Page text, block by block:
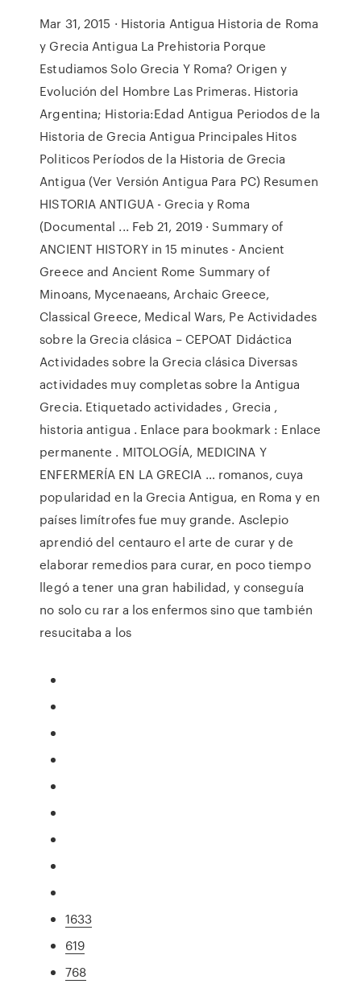
Mar 31, 2015 · Historia Antigua Historia de Roma
y Grecia Antigua La Prehistoria Porque
Estudiamos Solo Grecia Y Roma? Origen y
Evolución del Hombre Las Primeras. Historia
Argentina; Historia:Edad Antigua Periodos de la
Historia de Grecia Antigua Principales Hitos
Politicos Períodos de la Historia de Grecia
Antigua (Ver Versión Antigua Para PC) Resumen
HISTORIA ANTIGUA - Grecia y Roma
(Documental ... Feb 21, 2019 · Summary of
ANCIENT HISTORY in 15 minutes - Ancient
Greece and Ancient Rome Summary of
Minoans, Mycenaeans, Archaic Greece,
Classical Greece, Medical Wars, Pe Actividades
sobre la Grecia clásica – CEPOAT Didáctica
Actividades sobre la Grecia clásica Diversas
actividades muy completas sobre la Antigua
Grecia. Etiquetado actividades , Grecia ,
historia antigua . Enlace para bookmark : Enlace
permanente . MITOLOGÍA, MEDICINA Y
ENFERMERÍA EN LA GRECIA … romanos, cuya
popularidad en la Grecia Antigua, en Roma y en
países limítrofes fue muy grande. Asclepio
aprendió del centauro el arte de curar y de
elaborar remedios para curar, en poco tiempo
llegó a tener una gran habilidad, y conseguía
no solo cu­ rar a los enfermos sino que también
resucitaba a los
1633
619
768